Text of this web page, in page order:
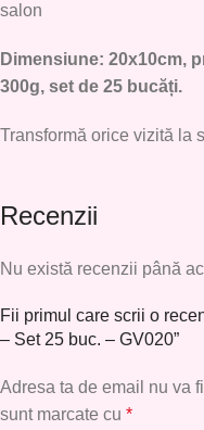
salon
Dimensiune: 20x10cm,
300g, set de 25 bucăți.
Transformă orice vizită la
Recenzii
Nu există recenzii până
Fii primul care scrii o
– Set 25 buc. – GV020”
Adresa ta de email nu va
sunt marcate cu *